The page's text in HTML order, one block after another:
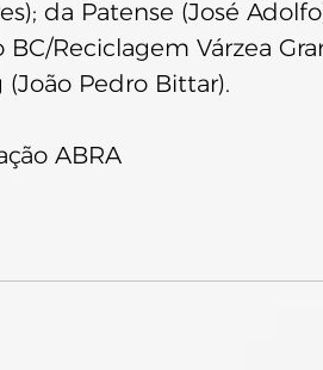
da Patense (José
Reciclagem Várzea
(João Pedro Bittar).
ABRA